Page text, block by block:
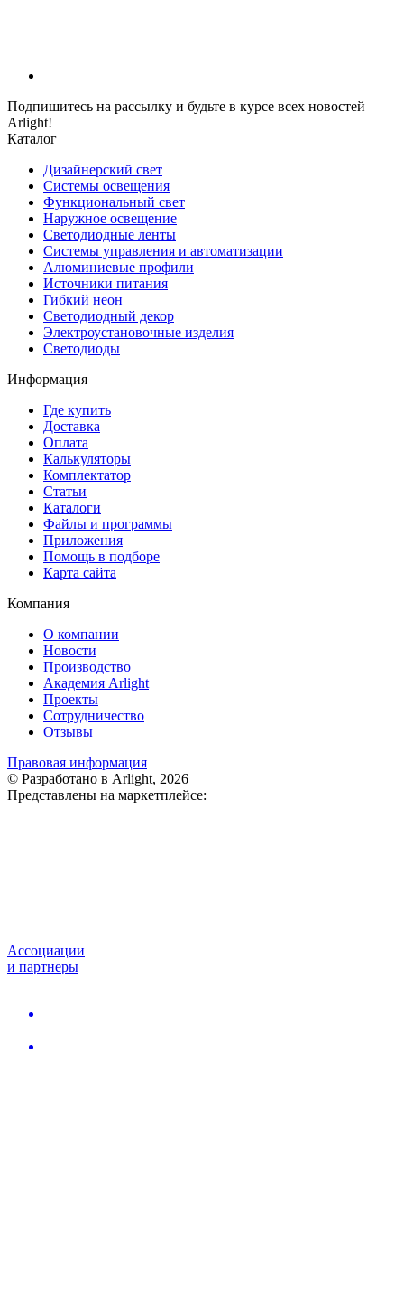
Подпишитесь на рассылку и будьте в курсе всех новостей
Arlight!
Каталог
Дизайнерский свет
Системы освещения
Функциональный свет
Наружное освещение
Светодиодные ленты
Системы управления и автоматизации
Алюминиевые профили
Источники питания
Гибкий неон
Светодиодный декор
Электроустановочные изделия
Светодиоды
Информация
Где купить
Доставка
Оплата
Калькуляторы
Комплектатор
Статьи
Каталоги
Файлы и программы
Приложения
Помощь в подборе
Карта сайта
Компания
О компании
Новости
Производство
Академия Arlight
Проекты
Сотрудничество
Отзывы
Правовая информация
© Разработано в Arlight, 2026
Представлены на маркетплейсе:
Ассоциации
и партнеры